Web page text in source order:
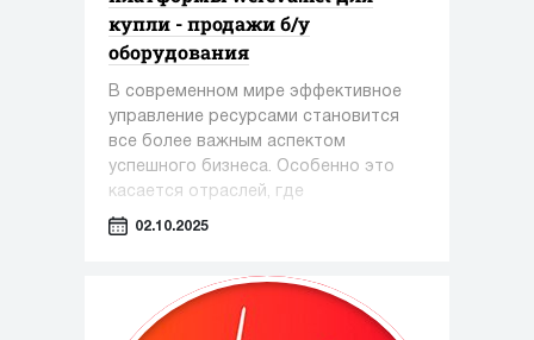
купли - продажи б/у
оборудования
В современном мире эффективное
управление ресурсами становится
все более важным аспектом
успешного бизнеса. Особенно это
касается отраслей, где
оборудование играет ключевую роль
промышленность.
02.10.2025